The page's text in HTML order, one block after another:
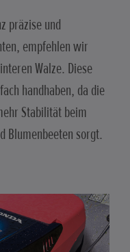
präzise und
empfehlen wir
Walze. Diese
handhaben, da die
Stabilität beim
Blumenbeeten sorgt.